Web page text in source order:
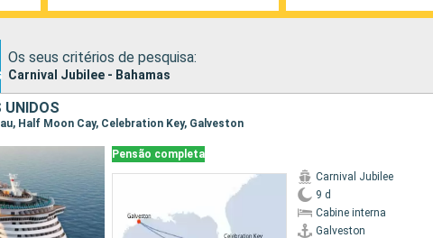
Os seus critérios de pesquisa:
Carnival Jubilee - Bahamas
UNIDOS
Half Moon Cay, Celebration Key, Galveston
Pensão completa
Carnival Jubilee
9 d
Cabine interna
Galveston